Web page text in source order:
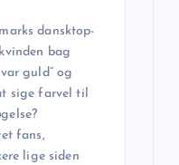
dansktop-
bag
guld” og
sige farvel til
fans,
lige siden